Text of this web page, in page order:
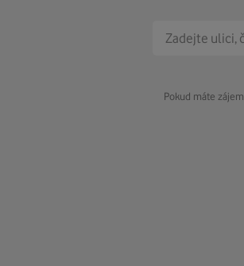
Pokud máte